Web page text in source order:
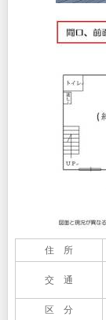
住 所
交 通
区 分